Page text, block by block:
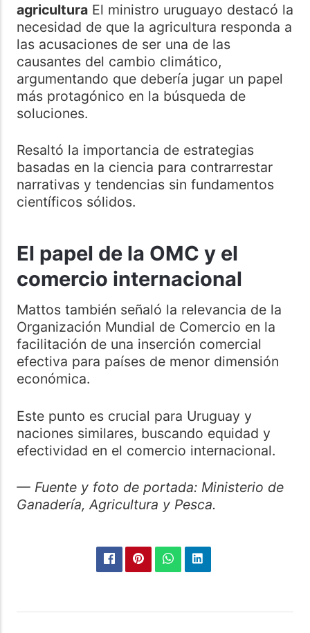
agriculturaEl ministro uruguayo destacó la
necesidad de que la agricultura responda a
las acusaciones de ser una de las
causantes del cambio climático,
argumentando que debería jugar un papel
más protagónico en la búsqueda de
soluciones.
Resaltó la importancia de estrategias
basadas en la ciencia para contrarrestar
narrativas y tendencias sin fundamentos
científicos sólidos.
El papel de la OMC y el
comercio internacional
Mattos también señaló la relevancia de la
Organización Mundial de Comercio en la
facilitación de una inserción comercial
efectiva para países de menor dimensión
económica.
Este punto es crucial para Uruguay y
naciones similares, buscando equidad y
efectividad en el comercio internacional.
— Fuente y foto de portada: Ministerio de
Ganadería, Agricultura y Pesca.